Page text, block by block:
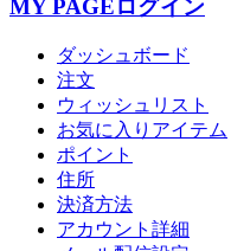
MY PAGEログイン
ダッシュボード
注文
ウィッシュリスト
お気に入りアイテム
ポイント
住所
決済方法
アカウント詳細